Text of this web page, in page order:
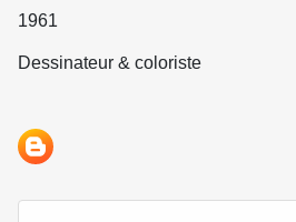
1961
Dessinateur & coloriste